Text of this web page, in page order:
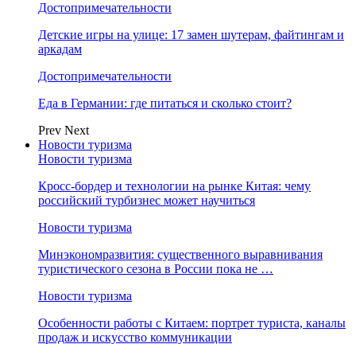
Достопримечательности
Детские игры на улице: 17 замен шутерам, файтингам и
аркадам
Достопримечательности
Еда в Германии: где питаться и сколько стоит?
Prev Next
Новости туризма
Новости туризма
Кросс-бордер и технологии на рынке Китая: чему
российский турбизнес может научиться
Новости туризма
Минэкономразвития: существенного выравнивания
туристического сезона в России пока не …
Новости туризма
Особенности работы с Китаем: портрет туриста, каналы
продаж и искусство коммуникации